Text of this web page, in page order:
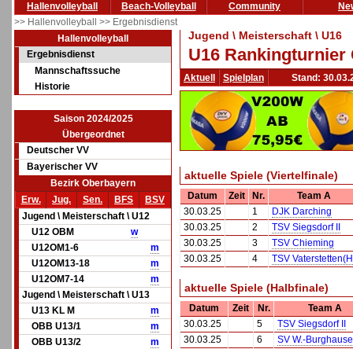
Hallenvolleyball Beach-Volleyball Community
>> Hallenvolleyball >> Ergebnisdienst
Hallenvolleyball
Ergebnisdienst
Mannschaftssuche
Historie
Saison 2024/2025
Übergeordnet
Deutscher VV
Bayerischer VV
Bezirk Oberbayern
Erw.
Jug. Sen. BFS
BSV
Jugend \ Meisterschaft \ U12
U12 OBM
w
U12OM1-6
m
U12OM13-18
m
U12OM7-14
m
Jugend \ Meisterschaft \ U13
U13 KL M
m
OBB U13/1
m
OBB U13/2
m
Jugend \ Meisterschaft \ U16
U16 Rankingturnier
Aktuell Spielplan Stand:
aktuelle Spiele (Viertelfinale)
Datum Zeit Nr.
Team A
30.03.25
1
DJK Darching
30.03.25
2
TSV Siegsdorf II
30.03.25
3
TSV Chieming
30.03.25
4 TSV
aktuelle Spiele (Halbfinale)
Datum Zeit Nr.
Team A
30.03.25
5
TSV Siegsdorf II
30.03.25
6
SV W.-